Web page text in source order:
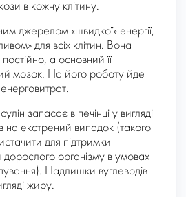
в кожну клітину.
джерелом «швидкої» енергії,
для всіх клітин. Вона
а основний її
мозок. На його роботу йде
енерговитрат.
запасає в печінці у вигляді
на екстрений випадок (такого
для підтримки
організму в умовах
Надлишки вуглеводів
жиру.